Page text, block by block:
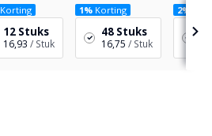
Korting
12 Stuks
16,93 / Stuk
1% Korting
48 Stuks
16,75 / Stuk
2%